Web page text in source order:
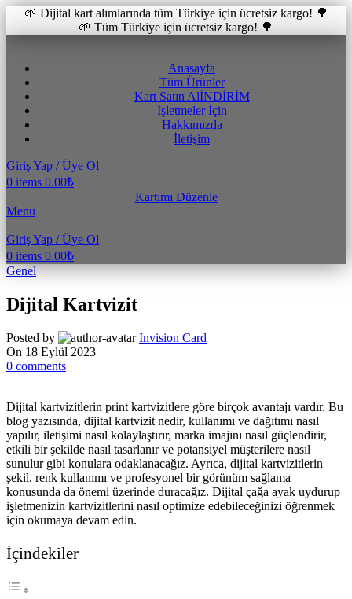
🌱 Dijital kart alımlarında tüm Türkiye için ücretsiz kargo! 🌳
🌱 Tüm Türkiye için ücretsiz kargo! 🌳
Anasayfa
Tüm Ürünler
Kart Satın AlİNDİRİM
İşletmeler İçin
Hakkımızda
İletişim
Giriş Yap / Üye Ol
0 items 0.00₺
Kartımı Düzenle
Menu
Giriş Yap / Üye Ol
0 items 0.00₺
Genel
Dijital Kartvizit
Posted by
Invision Card
On 18 Eylül 2023
0 comments
Dijital kartvizitlerin print kartvizitlere göre birçok avantajı vardır. Bu
blog yazısında, dijital kartvizit nedir, kullanımı ve dağıtımı nasıl
yapılır, iletişimi nasıl kolaylaştırır, marka imajını nasıl güçlendirir,
etkili bir şekilde nasıl tasarlanır ve potansiyel müşterilere nasıl
sunulur gibi konulara odaklanacağız. Ayrıca, dijital kartvizitlerin
şekil, renk kullanımı ve profesyonel bir görünüm sağlama
konusunda da önemi üzerinde duracağız. Dijital çağa ayak uydurup
işletmenizin kartvizitlerini nasıl optimize edebileceğinizi öğrenmek
için okumaya devam edin.
İçindekiler